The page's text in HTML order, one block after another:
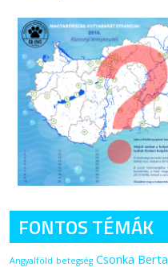
FONTOS TÉMÁK
Angyalföld betegség Csonka Berta